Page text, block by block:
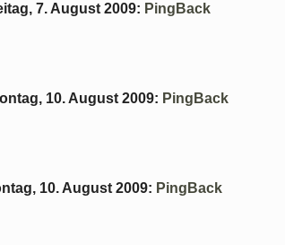
7. August 2009: PingBack
10. August 2009: PingBack
10. August 2009: PingBack